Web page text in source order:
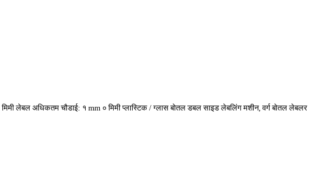
लेबल अधिकतम चौडाई: १ mm ० मिमी प्लास्टिक / ग्लास बोतल डबल साइड लेबलिंग मशीन, वर्ग बोतल लेबलर